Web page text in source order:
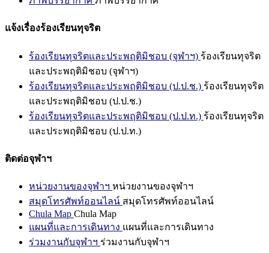
แจ้งเรื่องร้องเรียนทุจริต
ร้องเรียนทุจริตและประพฤติมิชอบ (จุฬาฯ) ร้องเรียนทุจริต
และประพฤติมิชอบ (จุฬาฯ)
ร้องเรียนทุจริตและประพฤติมิชอบ (ป.ป.ช.) ร้องเรียนทุจริต
และประพฤติมิชอบ (ป.ป.ช.)
ร้องเรียนทุจริตและประพฤติมิชอบ (ป.ป.ท.) ร้องเรียนทุจริต
และประพฤติมิชอบ (ป.ป.ท.)
ติดต่อจุฬาฯ
หน่วยงานของจุฬาฯ หน่วยงานของจุฬาฯ
สมุดโทรศัพท์ออนไลน์ สมุดโทรศัพท์ออนไลน์
Chula Map Chula Map
แผนที่และการเดินทาง แผนที่และการเดินทาง
ร่วมงานกับจุฬาฯ ร่วมงานกับจุฬาฯ